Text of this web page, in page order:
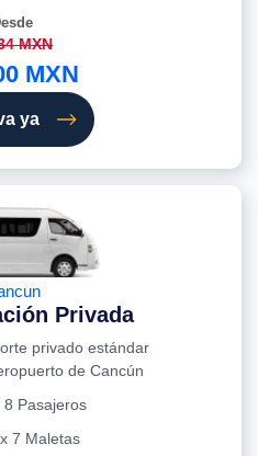
MXN
MXN
ya
Privada
privado estándar
de Cancún
8 Pasajeros
7 Maletas